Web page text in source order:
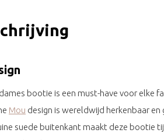
bootie is een must-have voor elke
Mou design is wereldwijd herkenbaar
suede buitenkant maakt deze bootie